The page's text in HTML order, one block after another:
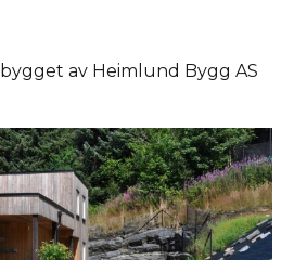
av Heimlund Bygg AS